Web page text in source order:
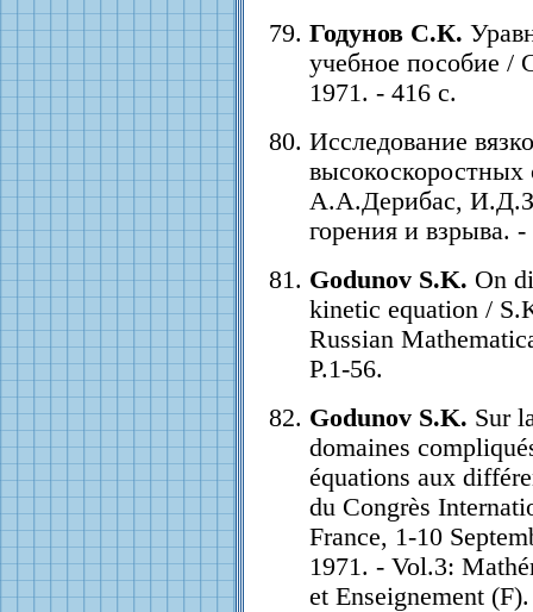
Годунов С.К.
учебное пособие /
1971. - 416 с.
Исследование
высокоскоростных
А.А.Дерибас,
горения и взрыва.
Godunov S.K. On
kinetic equation /
Russian
P.1-56.
Godunov S.K. Sur
domaines
équations aux
du Congrès
France, 1-10
1971. - Vol.3:
et Enseignement